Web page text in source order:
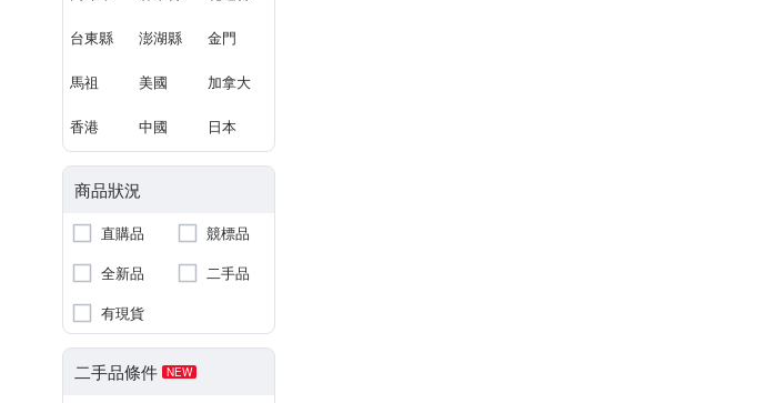
台東縣 澎湖縣 金門
馬祖 美國 加拿大
香港 中國 日本
商品狀況
直購品
競標品
全新品
二手品
有現貨
二手品條件 NEW